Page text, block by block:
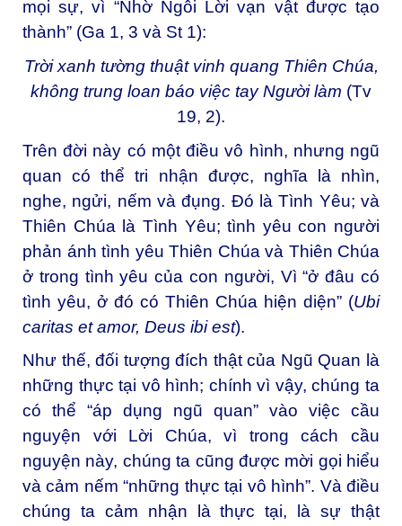
mọi sự, vì “Nhờ Ngôi Lời vạn vật được tạo
thành” (Ga 1, 3 và St 1):
Trời xanh tường thuật vinh quang Thiên Chúa,
không trung loan báo việc tay Người làm (Tv
19, 2).
Trên đời này có một điều vô hình, nhưng ngũ
quan có thể tri nhận được, nghĩa là nhìn,
nghe, ngửi, nếm và đụng. Đó là Tình Yêu; và
Thiên Chúa là Tình Yêu; tình yêu con người
phản ánh tình yêu Thiên Chúa và Thiên Chúa
ở trong tình yêu của con người, Vì “ở đâu có
tình yêu, ở đó có Thiên Chúa hiện diện” (Ubi
caritas et amor, Deus ibi est).
Như thế, đối tượng đích thật của Ngũ Quan là
những thực tại vô hình; chính vì vậy, chúng ta
có thể “áp dụng ngũ quan” vào việc cầu
nguyện với Lời Chúa, vì trong cách cầu
nguyện này, chúng ta cũng được mời gọi hiểu
và cảm nếm “những thực tại vô hình”. Và điều
chúng ta cảm nhận là thực tại, là sự thật